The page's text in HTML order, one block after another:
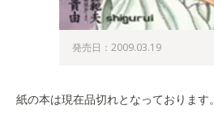
発売日：2009.03.19
紙の本は現在品切れとなっております。